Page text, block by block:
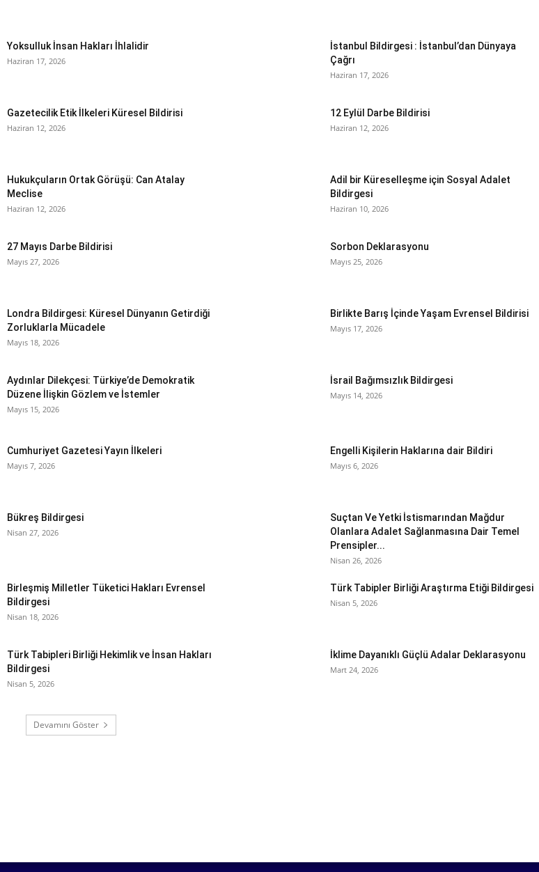
Yoksulluk İnsan Hakları İhlalidir
Haziran 17, 2026
İstanbul Bildirgesi : İstanbul’dan Dünyaya
Çağrı
Haziran 17, 2026
Gazetecilik Etik İlkeleri Küresel Bildirisi
Haziran 12, 2026
12 Eylül Darbe Bildirisi
Haziran 12, 2026
Hukukçuların Ortak Görüşü: Can Atalay
Meclise
Haziran 12, 2026
Adil bir Küreselleşme için Sosyal Adalet
Bildirgesi
Haziran 10, 2026
27 Mayıs Darbe Bildirisi
Mayıs 27, 2026
Sorbon Deklarasyonu
Mayıs 25, 2026
Londra Bildirgesi: Küresel Dünyanın Getirdiği
Zorluklarla Mücadele
Mayıs 18, 2026
Birlikte Barış İçinde Yaşam Evrensel Bildirisi
Mayıs 17, 2026
Aydınlar Dilekçesi: Türkiye’de Demokratik
Düzene İlişkin Gözlem ve İstemler
Mayıs 15, 2026
İsrail Bağımsızlık Bildirgesi
Mayıs 14, 2026
Cumhuriyet Gazetesi Yayın İlkeleri
Mayıs 7, 2026
Engelli Kişilerin Haklarına dair Bildiri
Mayıs 6, 2026
Bükreş Bildirgesi
Nisan 27, 2026
Suçtan Ve Yetki İstismarından Mağdur
Olanlara Adalet Sağlanmasına Dair Temel
Prensipler...
Nisan 26, 2026
Birleşmiş Milletler Tüketici Hakları Evrensel
Bildirgesi
Nisan 18, 2026
Türk Tabipler Birliği Araştırma Etiği Bildirgesi
Nisan 5, 2026
Türk Tabipleri Birliği Hekimlik ve İnsan Hakları
Bildirgesi
Nisan 5, 2026
İklime Dayanıklı Güçlü Adalar Deklarasyonu
Mart 24, 2026
Devamını Göster